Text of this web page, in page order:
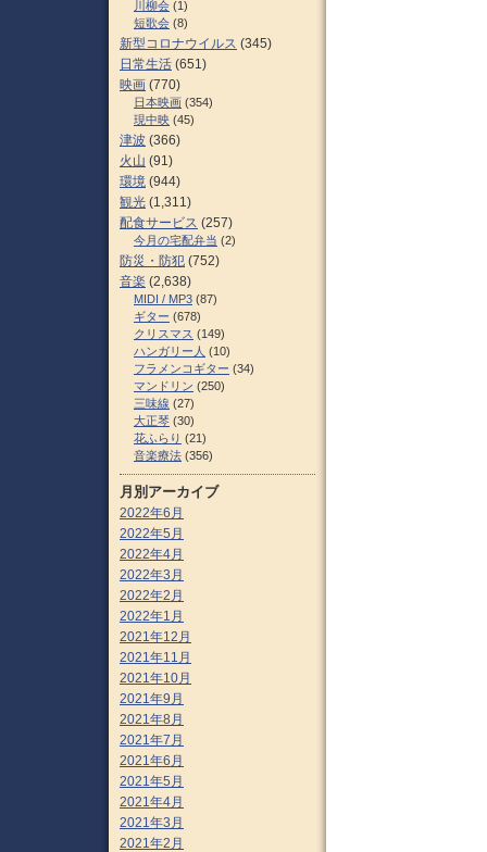
川柳会 (1)
短歌会 (8)
新型コロナウイルス (345)
日常生活 (651)
映画 (770)
日本映画 (354)
現中映 (45)
津波 (366)
火山 (91)
環境 (944)
観光 (1,311)
配食サービス (257)
今月の宅配弁当 (2)
防災・防犯 (752)
音楽 (2,638)
MIDI / MP3 (87)
ギター (678)
クリスマス (149)
ハンガリー人 (10)
フラメンコギター (34)
マンドリン (250)
三味線 (27)
大正琴 (30)
花ふらり (21)
音楽療法 (356)
月別アーカイブ
2022年6月
2022年5月
2022年4月
2022年3月
2022年2月
2022年1月
2021年12月
2021年11月
2021年10月
2021年9月
2021年8月
2021年7月
2021年6月
2021年5月
2021年4月
2021年3月
2021年2月